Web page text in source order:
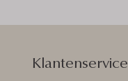
Klantenservice